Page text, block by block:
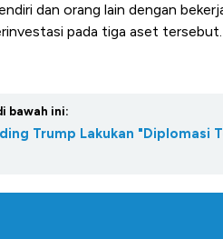
dan orang lain dengan
pada tiga aset tersebut.
bawah ini:
Trump Lakukan "Diplomasi